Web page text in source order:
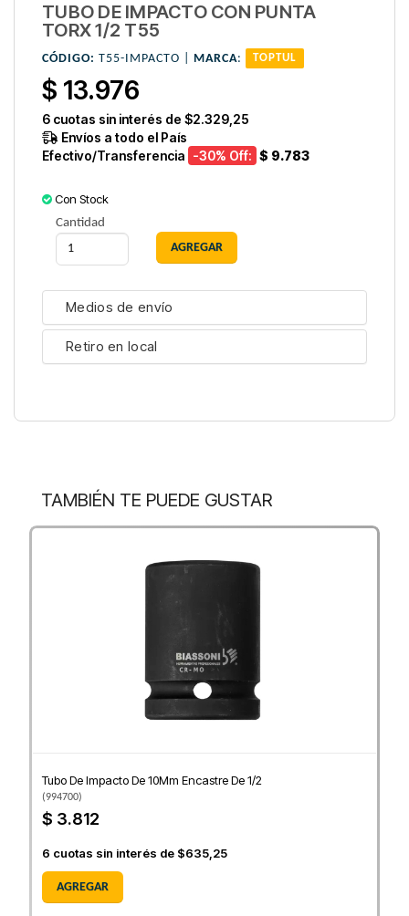
TUBO DE IMPACTO CON PUNTA
TORX 1/2 T55
CÓDIGO: T55-IMPACTO | MARCA: TOPTUL
$ 13.976
6 cuotas sin interés de $2.329,25
Envíos a todo el País
Efectivo/Transferencia -30% Off: $ 9.783
Con Stock
Cantidad
Medios de envío
Retiro en local
TAMBIÉN TE PUEDE GUSTAR
Tubo De Impacto De 10Mm Encastre De 1/2
(994700)
$ 3.812
6 cuotas sin interés de $635,25
AGREGAR